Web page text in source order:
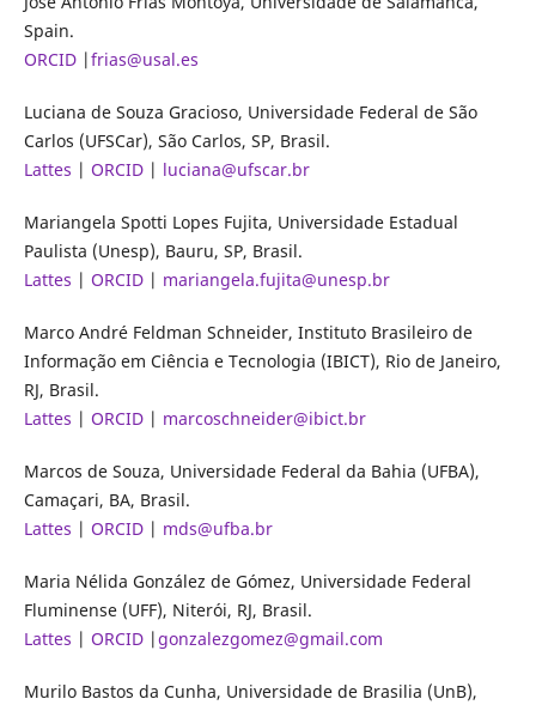
Spain.
ORCID| frias@usal.es
Luciana de Souza Gracioso, Universidade Federal de São
Carlos (UFSCar), São Carlos, SP, Brasil.
Lattes | ORCID| luciana@ufscar.br
Mariangela Spotti Lopes Fujita, Universidade Estadual
Paulista (Unesp), Bauru, SP, Brasil.
Lattes | ORCID| mariangela.fujita@unesp.br
Marco André Feldman Schneider, Instituto Brasileiro de
Informação em Ciência e Tecnologia (IBICT), Rio de Janeiro,
RJ, Brasil.
Lattes | ORCID| marcoschneider@ibict.br
Marcos de Souza, Universidade Federal da Bahia (UFBA),
Camaçari, BA, Brasil.
Lattes | ORCID| mds@ufba.br
Maria Nélida González de Gómez, Universidade Federal
Fluminense (UFF), Niterói, RJ, Brasil.
Lattes | ORCID| gonzalezgomez@gmail.com
Murilo Bastos da Cunha, Universidade de Brasilia (UnB),